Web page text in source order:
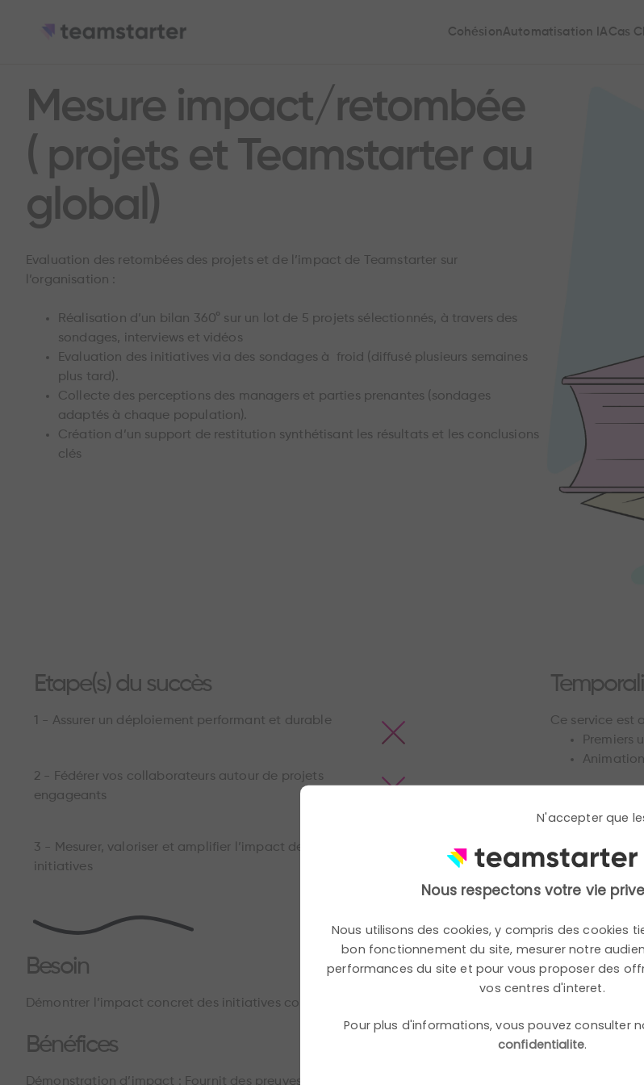
Cohésion Automatisation IA Cas
Mesure impact/retombée
( projets et Teamstarter au
global)
Evaluation des retombées des projets et de l’impact de Teamstarter sur
l’organisation :
Réalisation d’un bilan 360° sur un lot de 5 projets sélectionnés, à travers des
sondages, interviews et vidéos
Evaluation des initiatives via des sondages à froid (diffusé plusieurs semaines
plus tard).
Collecte des perceptions des managers et parties prenantes (sondages
adaptés à chaque population).
Création d’un support de restitution synthétisant les résultats et les conclusions
clés
Etape(s) du succès
1 - Assurer un déploiement performant et durable
2 - Fédérer vos collaborateurs autour de projets
engageants
3 - Mesurer, valoriser et amplifier l’impact des
initiatives
Ce service est
Premiers
Besoin
Démontrer l’impact concret des initiatives collaboratives sur les objectifs identifiés, tout en identifiant
Bénéfices
Démonstration d’impact : Fournit des preuves tangibles de l’efficacité des projets et de la
N'accepter que
Nous respectons votre vie
Nous utilisons des cookies, y compris des cookies
bon fonctionnement du site, mesurer notre
performances du site et pour vous proposer des
vos centres d'interet.
Pour plus d'informations, vous pouvez consulter
confidentialite.